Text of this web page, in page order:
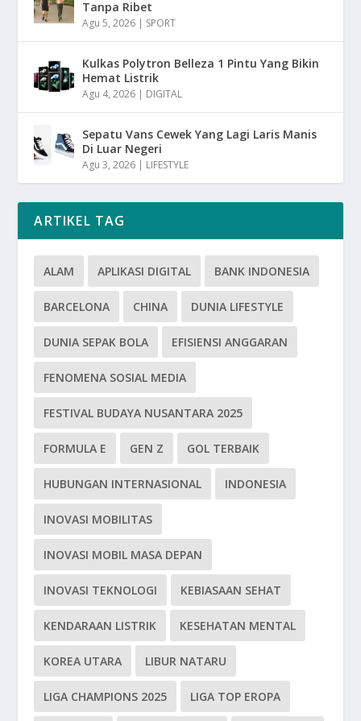
Tanpa Ribet
Agu 5, 2026 | SPORT
Kulkas Polytron Belleza 1 Pintu Yang Bikin
Hemat Listrik
Agu 4, 2026 | DIGITAL
Sepatu Vans Cewek Yang Lagi Laris Manis
Di Luar Negeri
Agu 3, 2026 | LIFESTYLE
ARTIKEL TAG
ALAM APLIKASI DIGITAL BANK INDONESIA
BARCELONA CHINA DUNIA LIFESTYLE
DUNIA SEPAK BOLA EFISIENSI ANGGARAN
FENOMENA SOSIAL MEDIA
FESTIVAL BUDAYA NUSANTARA 2025
FORMULA E GEN Z GOL TERBAIK
HUBUNGAN INTERNASIONAL INDONESIA
INOVASI MOBILITAS
INOVASI MOBIL MASA DEPAN
INOVASI TEKNOLOGI KEBIASAAN SEHAT
KENDARAAN LISTRIK KESEHATAN MENTAL
KOREA UTARA LIBUR NATARU
LIGA CHAMPIONS 2025 LIGA TOP EROPA